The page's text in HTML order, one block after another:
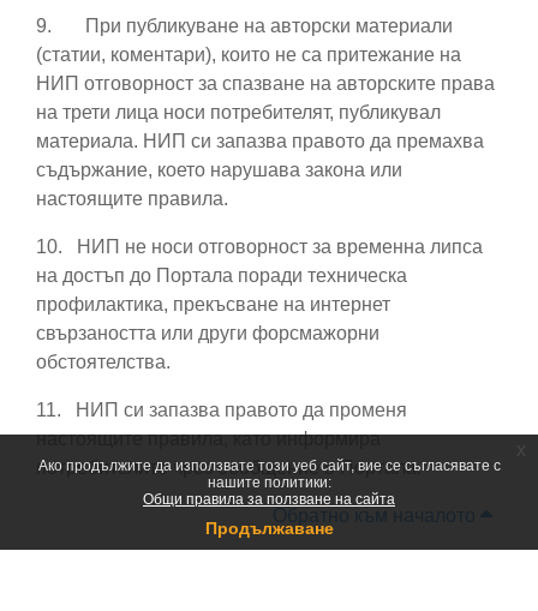
Ако продължите да използвате този уеб сайт, вие се съгласявате с
нашите политики:
Общи правила за ползване на сайта
Продължаване
9.
При публикуване на авторски материали
(статии, коментари), които не са притежание на
НИП отговорност за спазване на авторските права
на трети лица носи потребителят, публикувал
материала. НИП си запазва правото да премахва
съдържание, което нарушава закона или
настоящите правила.
10.
НИП не носи отговорност за временна липса
на достъп до Портала поради техническа
профилактика, прекъсване на интернет
свързаността или други форсмажорни
обстоятелства.
11.
НИП си запазва правото да променя
настоящите правила, като информира
потребителите чрез съобщение в Портала.
Обратно към началото